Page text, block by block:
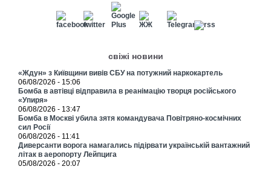
свіжі новини
«Ждун» з Київщини вивів СБУ на потужний наркокартель
06/08/2026 - 15:06
Бомба в автівці відправила в реанімацію творця російського
«Упиря»
06/08/2026 - 13:47
Бомба в Москві убила зятя командувача Повітряно-космічних
сил Росії
06/08/2026 - 11:41
Диверсанти ворога намагались підірвати українській вантажний
літак в аеропорту Лейпцига
05/08/2026 - 20:07